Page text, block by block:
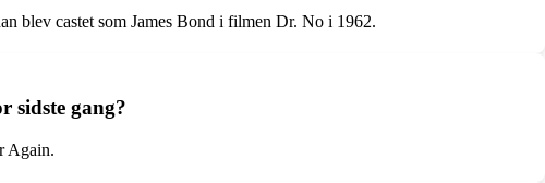
blev castet som James Bond i filmen Dr. No i 1962.
sidste gang?
Again.